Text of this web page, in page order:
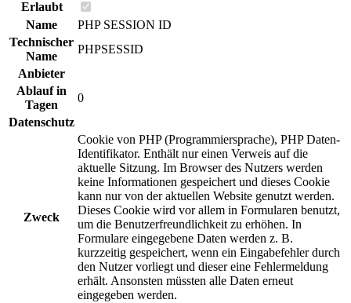
Erlaubt
Name
PHP SESSION ID
Technischer
Name
PHPSESSID
Anbieter
Ablauf in
Tagen
0
Datenschutz
Zweck
Cookie von PHP (Programmiersprache), PHP Daten-
Identifikator. Enthält nur einen Verweis auf die
aktuelle Sitzung. Im Browser des Nutzers werden
keine Informationen gespeichert und dieses Cookie
kann nur von der aktuellen Website genutzt werden.
Dieses Cookie wird vor allem in Formularen benutzt,
um die Benutzerfreundlichkeit zu erhöhen. In
Formulare eingegebene Daten werden z. B.
kurzzeitig gespeichert, wenn ein Eingabefehler durch
den Nutzer vorliegt und dieser eine Fehlermeldung
erhält. Ansonsten müssten alle Daten erneut
eingegeben werden.